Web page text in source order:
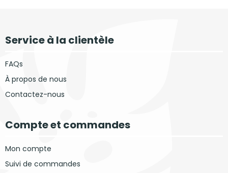
Service à la clientèle
FAQs
À propos de nous
Contactez-nous
Compte et commandes
Mon compte
Suivi de commandes